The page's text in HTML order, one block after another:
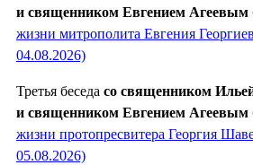
и священником Евгением Агеевым
жизни митрополита Евгения
04.08.2026)
Третья беседа со священником
и священником Евгением Агеевым
жизни протопресвитера Георгия
05.08.2026)